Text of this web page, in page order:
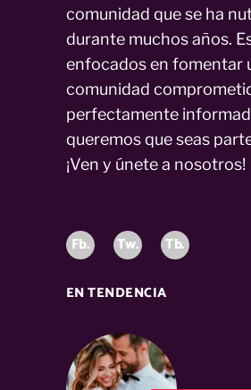
comunidad que se ha
durante muchos años.
enfocados en fomentar
comunidad
perfectamente
queremos que seas
¡Ven y únete a nosotros!
Fb. Tw. Tb.
EN TENDENCIA